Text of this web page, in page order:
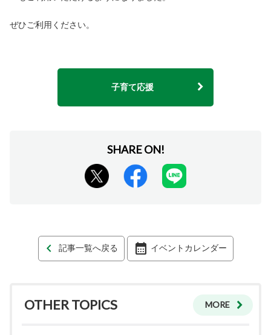
ぜひご利用ください。
子育て応援
記事一覧へ戻る イベントカレンダー
OTHER TOPICS MORE